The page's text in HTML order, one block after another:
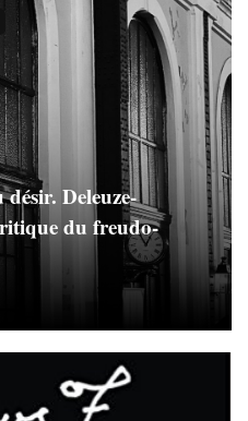
Deleuze-
du freudo-